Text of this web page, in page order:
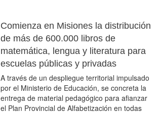
Comienza en Misiones la distribución
de más de 600.000 libros de
matemática, lengua y literatura para
escuelas públicas y privadas
A través de un despliegue territorial impulsado
por el Ministerio de Educación, se concreta la
entrega de material pedagógico para afianzar
el Plan Provincial de Alfabetización en todas